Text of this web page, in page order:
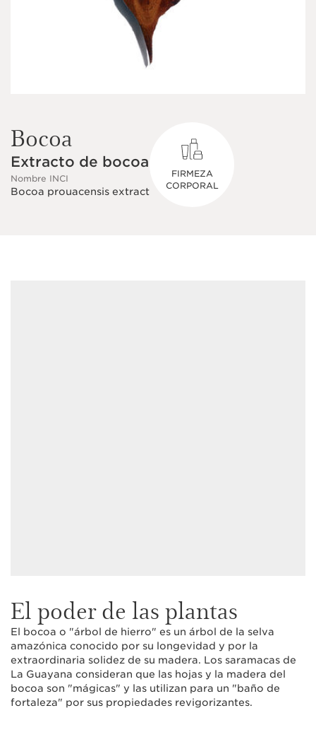
Bocoa
Extracto de bocoa
Nombre INCI
Bocoa prouacensis extract
FIRMEZA
CORPORAL
El poder de las plantas
El bocoa o "árbol de hierro" es un árbol de la selva
amazónica conocido por su longevidad y por la
extraordinaria solidez de su madera. Los saramacas de
La Guayana consideran que las hojas y la madera del
bocoa son "mágicas" y las utilizan para un "baño de
fortaleza" por sus propiedades revigorizantes.